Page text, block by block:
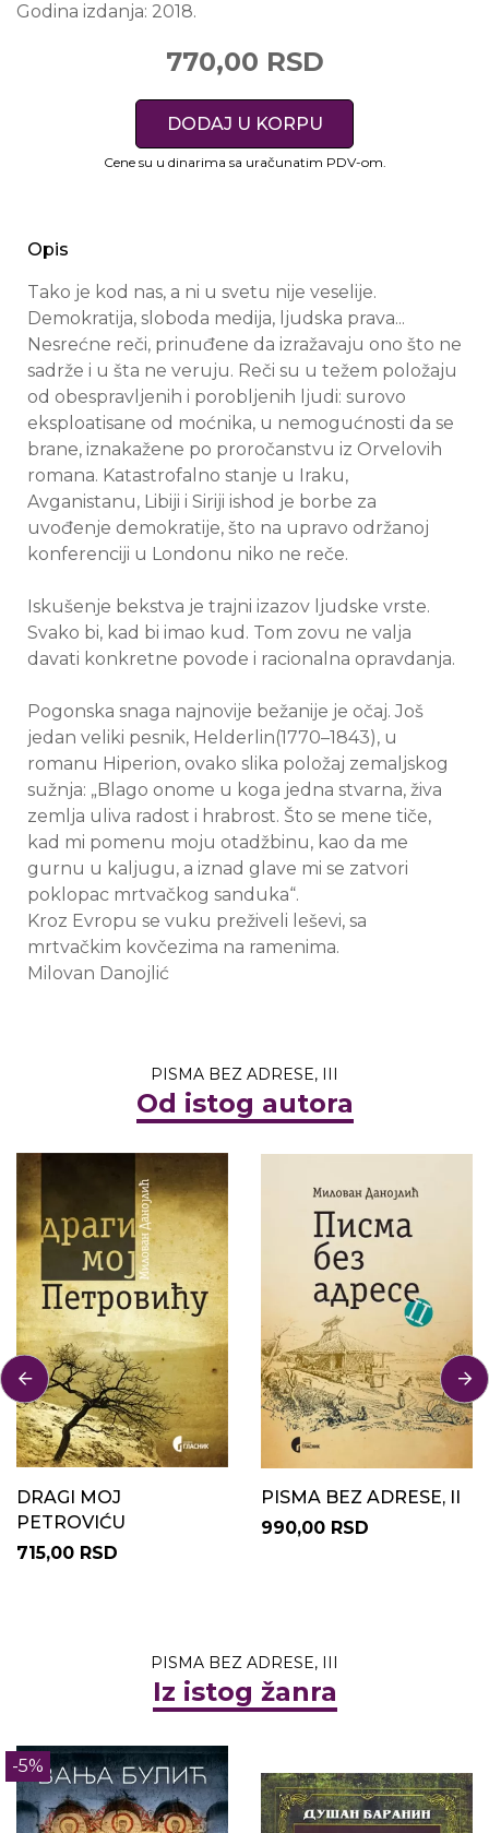
Godina izdanja: 2018.
770,00 RSD
DODAJ U KORPU
Cene su u dinarima sa uračunatim PDV-om.
Opis
Tako je kod nas, a ni u svetu nije veselije.
Demokratija, sloboda medija, ljudska prava...
Nesrećne reči, prinuđene da izražavaju ono što ne
sadrže i u šta ne veruju. Reči su u težem položaju
od obespravljenih i porobljenih ljudi: surovo
eksploatisane od moćnika, u nemogućnosti da se
brane, iznakažene po proročanstvu iz Orvelovih
romana. Katastrofalno stanje u Iraku,
Avganistanu, Libiji i Siriji ishod je borbe za
uvođenje demokratije, što na upravo održanoj
konferenciji u Londonu niko ne reče.
Iskušenje bekstva je trajni izazov ljudske vrste.
Svako bi, kad bi imao kud. Tom zovu ne valja
davati konkretne povode i racionalna opravdanja.
Pogonska snaga najnovije bežanije je očaj. Još
jedan veliki pesnik, Helderlin(1770–1843), u
romanu Hiperion, ovako slika položaj zemaljskog
sužnja: „Blago onome u koga jedna stvarna, živa
zemlja uliva radost i hrabrost. Što se mene tiče,
kad mi pomenu moju otadžbinu, kao da me
gurnu u kaljugu, a iznad glave mi se zatvori
poklopac mrtvačkog sanduka“.
Kroz Evropu se vuku preživeli leševi, sa
mrtvačkim kovčezima na ramenima.
Milovan Danojlić
PISMA BEZ ADRESE, III
Od istog autora
DRAGI MOJ
PETROVIĆU
715,00 RSD
PISMA BEZ ADRESE, II
990,00 RSD
PISMA BEZ ADRESE, III
Iz istog žanra
-5%